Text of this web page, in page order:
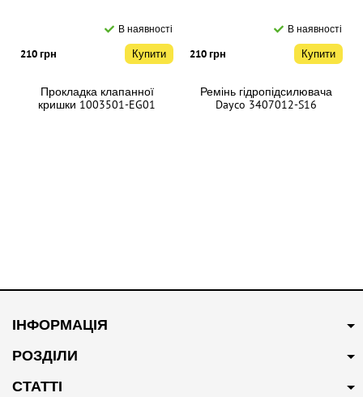
В наявності
210 грн Купити
Прокладка клапанної
кришки 1003501-EG01
В наявності
210 грн Купити
Ремінь гідропідсилювача
Dayco 3407012-S16
250 грн Купити
Фільтр салону вугільний
465 грн Купити
ІНФОРМАЦІЯ
РОЗДІЛИ
СТАТТІ